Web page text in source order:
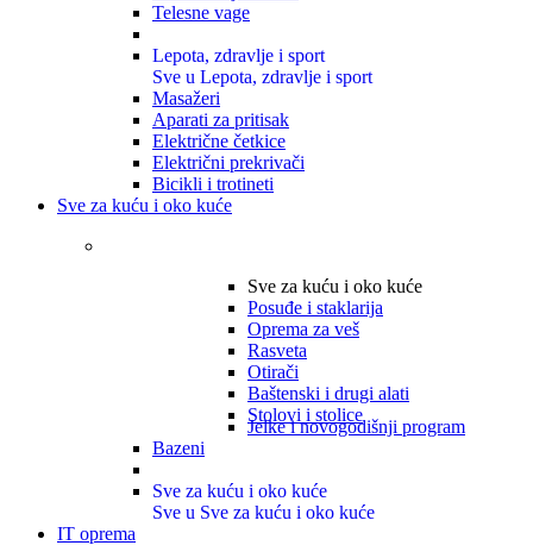
Telesne vage
Lepota, zdravlje i sport
Sve u Lepota, zdravlje i sport
Masažeri
Aparati za pritisak
Električne četkice
Električni prekrivači
Bicikli i trotineti
Sve za kuću i oko kuće
Sve za kuću i oko kuće
Posuđe i staklarija
Oprema za veš
Rasveta
Otirači
Baštenski i drugi alati
Stolovi i stolice
Jelke i novogodišnji program
Bazeni
Sve za kuću i oko kuće
Sve u Sve za kuću i oko kuće
IT oprema